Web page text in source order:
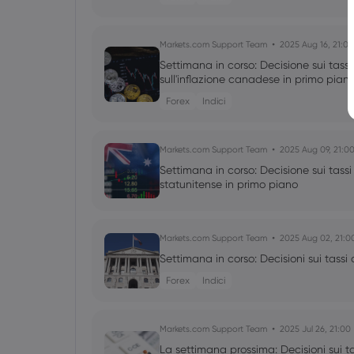
Markets.com Support Team 2025 Aug 16, 21:00
Settimana in corso: Decisione sui
sull'inflazione canadese in primo piano
Forex Indici
Markets.com Support Team 2025 Aug 09, 21:00
Settimana in corso: Decisione sui
statunitense in primo piano
Markets.com Support Team 2025 Aug 02,
Settimana in corso: Decisioni sui
Forex Indici
Markets.com Support Team 2025 Jul 26, 21:00
La settimana prossima: Decisioni sui